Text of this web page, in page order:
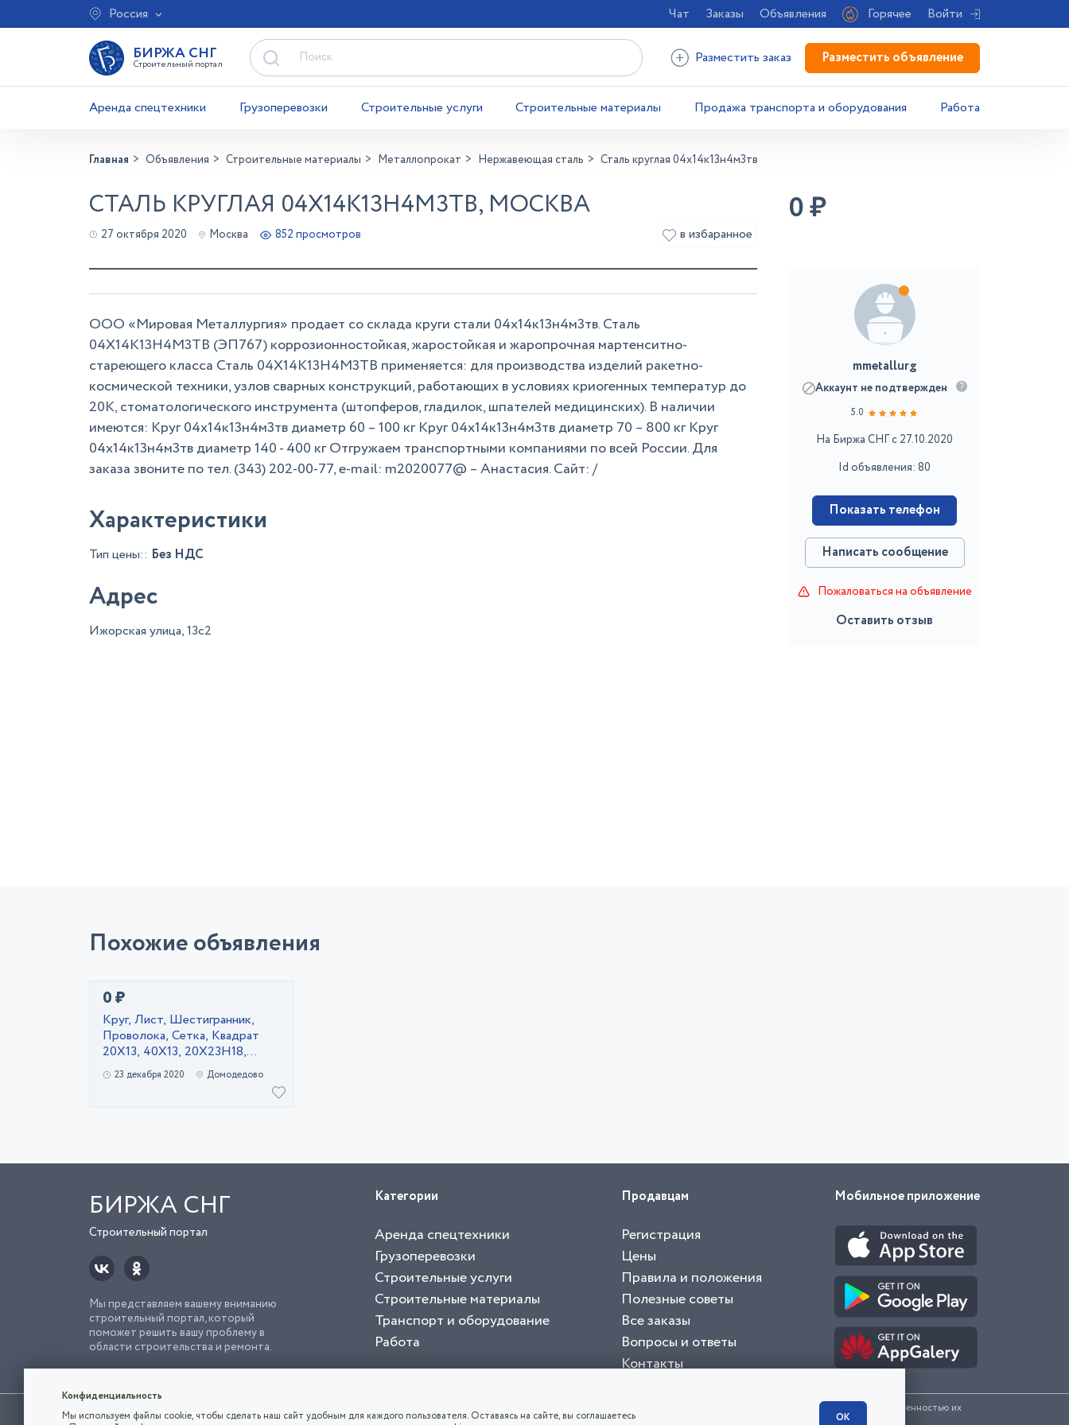
Россия Чат Заказы Объявления Горячее Войти
БИРЖА СНГ
Строительный портал Разместить заказ Разместить объявление
Аренда спецтехники Грузоперевозки Строительные услуги Строительные материалы Продажа транспорта и оборудования Работа
Главная Объявления Строительные материалы Металлопрокат Нержавеющая сталь Сталь круглая 04х14к13н4м3тв
СТАЛЬ КРУГЛАЯ 04Х14К13Н4М3ТВ, МОСКВА
27 октября 2020 Москва 852 просмотров в избаранное
0₽
ООО «Мировая Металлургия» продает со склада круги стали 04х14к13н4м3тв. Сталь
04Х14К13Н4М3ТВ (ЭП767) коррозионностойкая, жаростойкая и жаропрочная мартенситно-
стареющего класса Сталь 04Х14К13Н4М3ТВ применяется: для производства изделий ракетно-
космической техники, узлов сварных конструкций, работающих в условиях криогенных температур до
20К, стоматологического инструмента (штопферов, гладилок, шпателей медицинских). В наличии
имеются: Круг 04х14к13н4м3тв диаметр 60 – 100 кг Круг 04х14к13н4м3тв диаметр 70 – 800 кг Круг
04х14к13н4м3тв диаметр 140 - 400 кг Отгружаем транспортными компаниями по всей России. Для
заказа звоните по тел. (343) 202-00-77, e-mail: m2020077@ – Анастасия. Сайт: /
Характеристики
Тип цены:: Без НДС
Адрес
Ижорская улица, 13с2
mmetallurg
Аккаунт не подтвержден
5.0
На Биржа СНГ с 27.10.2020
Id объявления: 80
Показать телефон
Написать сообщение
Пожаловаться на объявление
Оставить отзыв
Похожие объявления
0 ₽
Круг, Лист, Шестигранник,
Проволока, Сетка, Квадрат
20Х13, 40Х13, 20Х23Н18,
10X17Н13М2Т, 14Х17Н2, 12
23 декабря 2020 Домодедово
БИРЖА СНГ
Строительный портал
Мы представляем вашему вниманию
строительный портал, который
поможет решить вашу проблему в
области строительства и ремонта.
Категории
Аренда спецтехники
Грузоперевозки
Строительные услуги
Строительные материалы
Транспорт и оборудование
Работа
Продавцам
Регистрация
Цены
Правила и положения
Полезные советы
Все заказы
Вопросы и ответы
Контакты
Мобильное приложение
Использование сайта, в том числе подача объявлений, означает согласие с
. Все логотипы и торговые марки представленные на сайте являются собственностью их
владельца.
Конфиденциальность
Мы используем файлы cookie, чтобы сделать наш сайт удобным для каждого пользователя. Оставаясь на сайте, вы соглашаетесь
ОК